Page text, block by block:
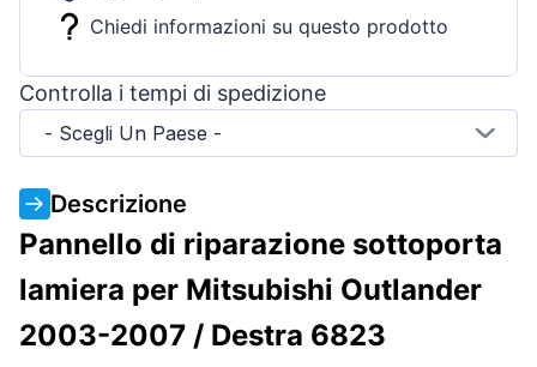
Chiedi informazioni su questo prodotto
Controlla i tempi di spedizione
- Scegli Un Paese -
Descrizione
Pannello di riparazione sottoporta
lamiera per Mitsubishi Outlander
2003-2007 / Destra 6823